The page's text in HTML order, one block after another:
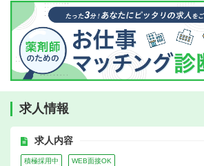
求人情報
求人内容
積極採用中 WEB面接OK